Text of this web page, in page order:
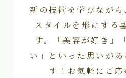
新の技術を学びなが
スタイルを形にする
す。「美容が好き」
い」といった思いが
す！お気軽にご応